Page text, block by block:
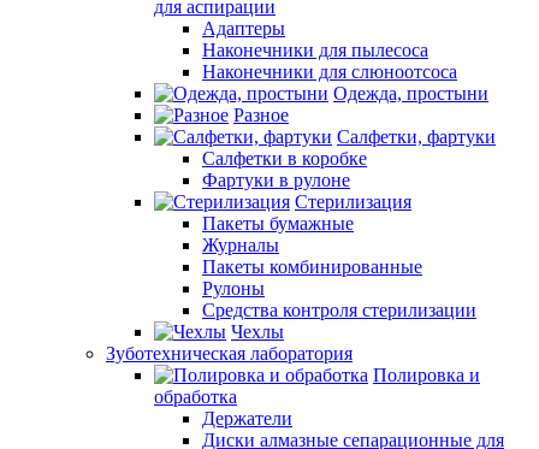
для аспирации
Адаптеры
Наконечники для пылесоса
Наконечники для слюноотсоса
Одежда, простыни
Разное
Салфетки, фартуки
Салфетки в коробке
Фартуки в рулоне
Стерилизация
Пакеты бумажные
Журналы
Пакеты комбинированные
Рулоны
Средства контроля стерилизации
Чехлы
Зуботехническая лаборатория
Полировка и
обработка
Держатели
Диски алмазные сепарационные для